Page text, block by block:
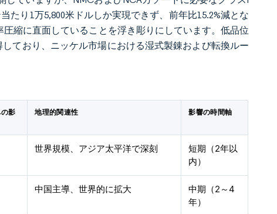
たり1万5,800米ドルしか実現できず、前年比15.2%減とな
縮に直面していることを浮き彫りにしています。低品位
ており、ニッケル市場における湿式製錬および転換ルー
の影
地理的関連性 影響の時間軸
世界規模、アジア太平洋で深刻
短期（2年以
内）
中国主導、世界的に拡大
中期（2～4
年）